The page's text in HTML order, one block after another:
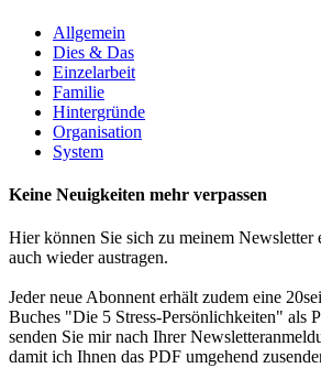
Allgemein
Dies & Das
Einzelarbeit
Familie
Hintergründe
Organisation
System
Keine Neuigkeiten mehr verpassen
Hier können Sie sich zu meinem Newsletter
auch wieder austragen.
Jeder neue Abonnent erhält zudem eine
Buches "Die 5 Stress-Persönlichkeiten" als
senden Sie mir nach Ihrer
damit ich Ihnen das PDF umgehend